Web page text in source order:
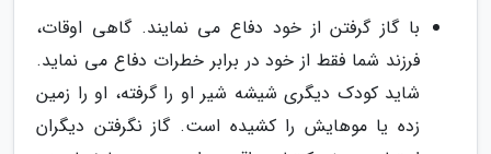
با گاز گرفتن از خود دفاع می نمایند. گاهی اوقات،
فرزند شما فقط از خود در برابر خطرات دفاع می نماید.
شاید کودک دیگری شیشه شیر او را گرفته، او را زمین
زده یا موهایش را کشیده است. گاز نگرفتن دیگران